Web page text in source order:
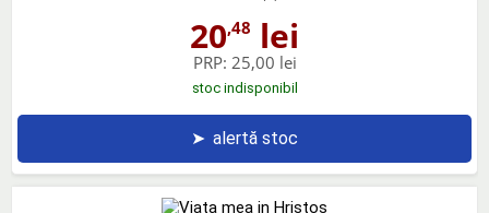
20,48 lei
PRP: 25,00 lei
stoc indisponibil
➤ alertă stoc